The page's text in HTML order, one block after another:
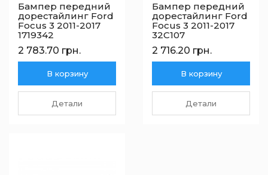
Бампер передний
дорестайлинг Ford
Focus 3 2011-2017
1719342
2 783.70 грн.
В корзину
Детали
Бампер передний
дорестайлинг Ford
Focus 3 2011-2017
32C107
2 716.20 грн.
В корзину
Детали